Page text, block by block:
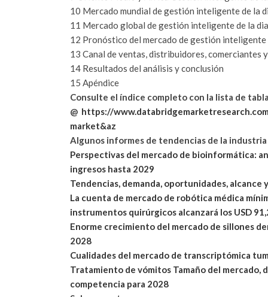
10 Mercado mundial de gestión inteligente de la
11 Mercado global de gestión inteligente de la
12 Pronóstico del mercado de gestión inteligente
13 Canal de ventas, distribuidores, comerciantes
14 Resultados del análisis y conclusión
15 Apéndice
Consulte el índice completo con la lista de
@ https://
market&az
Algunos informes de tendencias de la industria
Perspectivas del mercado de bioinformática:
ingresos hasta 2029
Tendencias, demanda, oportunidades, alcance
La cuenta de mercado de robótica médica
instrumentos quirúrgicos alcanzará los USD
Enorme crecimiento del mercado de sillones
2028
Cualidades del mercado de transcriptómica
Tratamiento de vómitos Tamaño del mercado,
competencia para 2028